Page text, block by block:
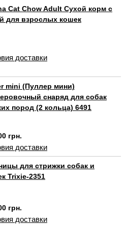
Cat Chow Adult Сухой корм с
для взрослых кошек
доставки
mini (Пуллер мини)
снаряд для собак
пород (2 кольца) 6491
грн.
доставки
для стрижки собак и
Trixie-2351
грн.
доставки